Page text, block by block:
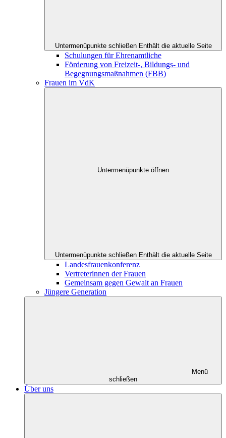
Untermenüpunkte schließen Enthält die aktuelle Seite
Schulungen für Ehrenamtliche
Förderung von Freizeit-, Bildungs- und
Begegnungsmaßnahmen (FBB)
Frauen im VdK
Untermenüpunkte öffnen
Untermenüpunkte schließen Enthält die aktuelle Seite
Landesfrauenkonferenz
Vertreterinnen der Frauen
Gemeinsam gegen Gewalt an Frauen
Jüngere Generation
Menü
schließen
Über uns